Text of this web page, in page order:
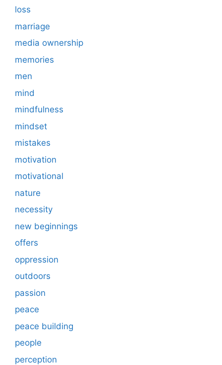
loss
marriage
media ownership
memories
men
mind
mindfulness
mindset
mistakes
motivation
motivational
nature
necessity
new beginnings
offers
oppression
outdoors
passion
peace
peace building
people
perception